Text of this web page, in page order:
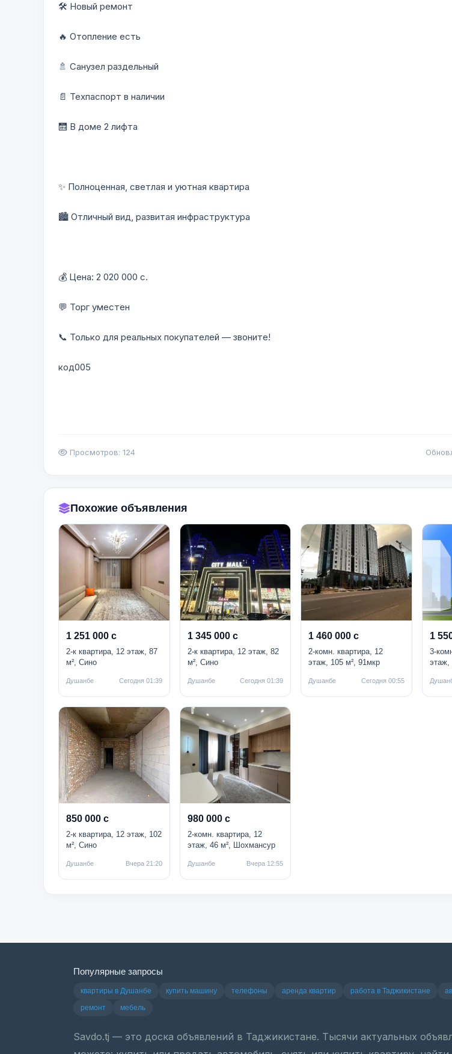
🛠️ Новый ремонт
🔥 Отопление есть
🚿 Санузел раздельный
📄 Техпаспорт в наличии
🛗 В доме 2 лифта
✨ Полноценная, светлая и уютная квартира
🏙 Отличный вид, развитая инфраструктура
💰 Цена: 2 020 000 с.
💬 Торг уместен
📞 Только для реальных покупателей — звоните!
код005
Просмотров: 124
Похожие объявления
1 251 000 с
2-к квартира, 12 этаж, 87
м², Сино
Душанбе Сегодня 01:39
1 345 000 с
2-к квартира, 12 этаж, 82
м², Сино
Душанбе Сегодня 01:39
1 460 000 с
2-комн. квартира, 12
этаж, 105 м², 91мкр
Душанбе Сегодня 00:55
1
3-
этаж,
850 000 с
2-к квартира, 12 этаж, 102
м², Сино
Душанбе Вчера 21:20
980 000 с
2-комн. квартира, 12
этаж, 46 м², Шохмансур
Душанбе Вчера 12:55
Популярные запросы
квартиры в Душанбе купить машину телефоны аренда квартир работа в Таджикистане
ремонт
мебель
Savdo.tj — это доска объявлений в Таджикистане. Тысячи актуальных